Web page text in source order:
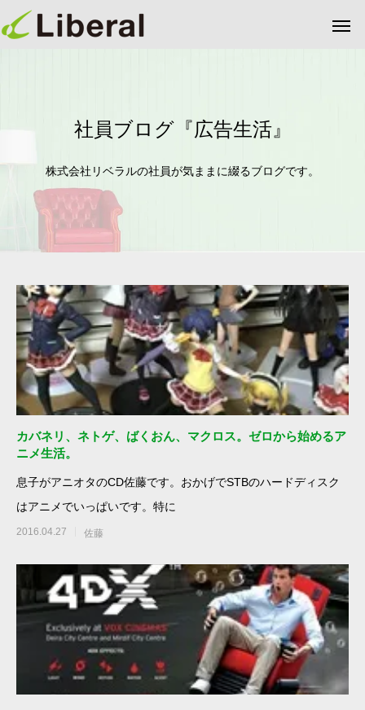
社員ブログ『広告生活』
株式会社リベラルの社員が気ままに綴るブログです。
カバネリ、ネトゲ、ばくおん、マクロス。ゼロから始めるア
ニメ生活。
息子がアニオタのCD佐藤です。おかげでSTBのハードディスク
はアニメでいっぱいです。特に
2016.04.27 佐藤